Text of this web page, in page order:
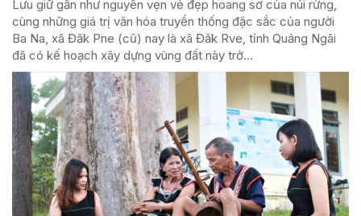
Lưu giữ gần như nguyên vẹn vẻ đẹp hoang sơ của núi rừng,
cùng những giá trị văn hóa truyền thống đặc sắc của người
Ba Na, xã Đăk Pne (cũ) nay là xã Đăk Rve, tỉnh Quảng Ngãi
đã có kế hoạch xây dựng vùng đất này trở...